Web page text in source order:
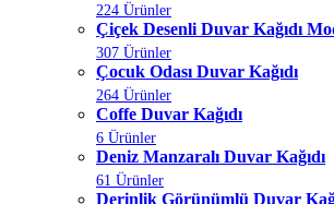
224 Ürünler
Çiçek Desenli Duvar Kağıdı
307 Ürünler
Çocuk Odası Duvar Kağıdı
264 Ürünler
Coffe Duvar Kağıdı
6 Ürünler
Deniz Manzaralı Duvar Kağıdı
61 Ürünler
Derinlik Görünümlü Duvar